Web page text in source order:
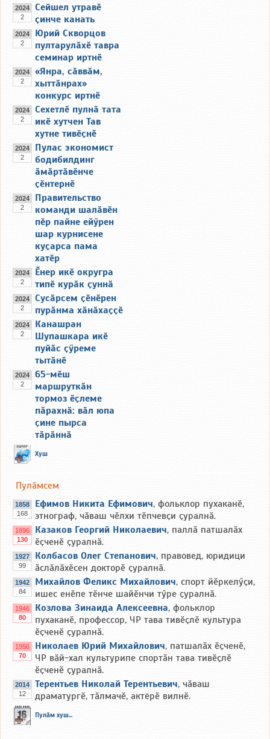
2024
2
Сейшел утравӗ
ҫинче канать
2024
2
Юрий Скворцов
пултарулӑхӗ тавра
семинар иртнӗ
2024
2
«Янра, сӑввӑм,
хыттӑнрах»
конкурс иртнӗ
2024
2
Сехетлӗ пулнӑ тата
икӗ хутчен Тав
хутне тивӗҫнӗ
2024
2
Пулас экономист
бодибилдинг
ӑмӑртӑвӗнче
ҫӗнтернӗ
2024
2
Правительство
команди шалӑвӗн
пӗр пайне ейӳрен
шар курнисене
куҫарса пама
хатӗр
2024
2
Ӗнер икӗ округра
типӗ курӑк ҫуннӑ
2024
2
Сусӑрсем ҫӗнӗрен
пурӑнма хӑнӑхаҫҫӗ
2024
2
Канашран
Шупашкара икӗ
пуйӑс ҫӳреме
тытӑнӗ
2024
2
65-мӗш
маршруткӑн
тормоз ӗҫлеме
пӑрахнӑ: вӑл юпа
ҫине пырса
тӑрӑннӑ
Хуш
Пулӑмсем
1858
168
Ефимов Никита Ефимович, фольклор пухаканӗ,
этнограф, чӑваш чӗлхи тӗпчевҫи ҫуралнӑ.
1896
130
Казаков Георгий Николаевич, паллӑ патшалӑх
ӗҫченӗ ҫуралнӑ.
1927
99
Колбасов Олег Степанович, правовед, юридици
ӑслӑлӑхӗсен докторӗ ҫуралнӑ.
1942
84
Михайлов Феликс Михайлович, спорт йӗркелӳҫи,
ишес енӗпе тӗнче шайӗнчи тӳре ҫуралнӑ.
1946
80
Козлова Зинаида Алексеевна, фольклор
пухаканӗ, профессор, ЧР тава тивӗҫлӗ культура
ӗҫченӗ ҫуралнӑ.
1956
70
Николаев Юрий Михайлович, патшалӑх ӗҫченӗ,
ЧР вӑй-хал культурипе спортӑн тава тивӗҫлӗ
ӗҫченӗ ҫуралнӑ.
2014
12
Терентьев Николай Терентьевич, чӑваш
драматургӗ, тӑлмачӗ, актёрӗ вилнӗ.
Пулӑм хуш...